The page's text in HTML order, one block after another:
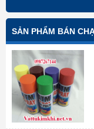
SẢN PHẨM BÁN